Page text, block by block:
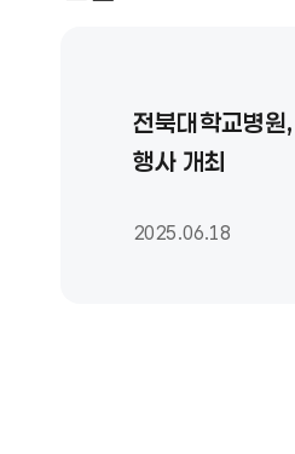
전북대학교병원
행사 개최
2025.06.18